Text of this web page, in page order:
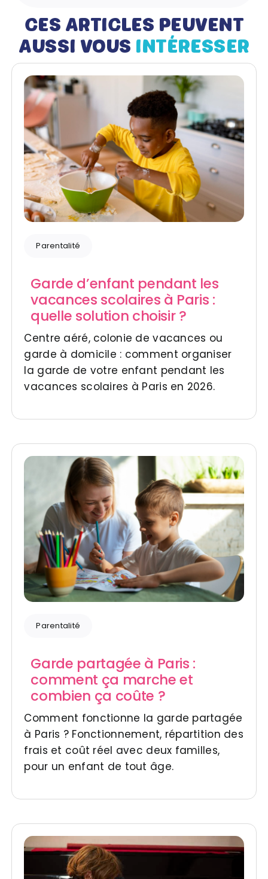
CES ARTICLES PEUVENT
AUSSI VOUS INTÉRESSER
Parentalité
Garde d’enfant pendant les
vacances scolaires à Paris :
quelle solution choisir ?
Centre aéré, colonie de vacances ou
garde à domicile : comment organiser
la garde de votre enfant pendant les
vacances scolaires à Paris en 2026.
Parentalité
Garde partagée à Paris :
comment ça marche et
combien ça coûte ?
Comment fonctionne la garde partagée
à Paris ? Fonctionnement, répartition des
frais et coût réel avec deux familles,
pour un enfant de tout âge.